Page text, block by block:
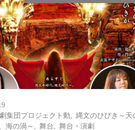
集団プロジェクト動
縄文のひびき～天
海の渦～
舞台 舞台・演劇